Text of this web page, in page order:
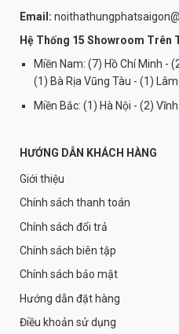
Email:
Hệ Thống 15 Showroom Trên
Miền Nam: (7) Hồ Chí Minh -
(1) Bà Rịa Vũng Tàu - (1)
Miền Bắc: (1) Hà Nội - (2)
HƯỚNG DẪN KHÁCH HÀNG
Giới thiệu
Chính sách thanh toán
Chính sách đổi trả
Chính sách biên tập
Chính sách bảo mật
Hướng dẫn đặt hàng
Điều khoản sử dụng